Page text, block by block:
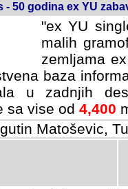
- 50 godina ex YU
"ex YU
malih
zemljama
baza
u zadnjih
sa vise od 4,400
Matoševic,